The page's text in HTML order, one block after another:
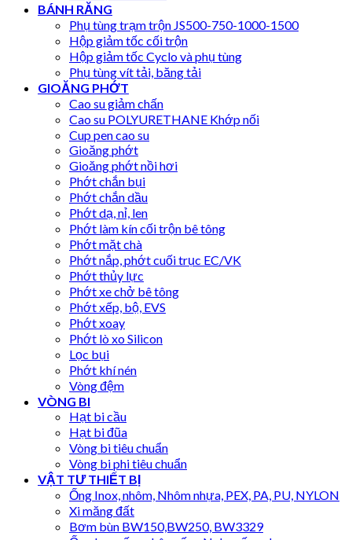
BÁNH RĂNG
Phụ tùng trạm trộn JS500-750-1000-1500
Hộp giảm tốc cối trộn
Hộp giảm tốc Cyclo và phụ tùng
Phụ tùng vít tải, băng tải
GIOĂNG PHỚT
Cao su giảm chấn
Cao su POLYURETHANE Khớp nối
Cup pen cao su
Gioăng phớt
Gioăng phớt nồi hơi
Phớt chắn bụi
Phớt chắn dầu
Phớt dạ, nỉ, len
Phớt làm kín cối trộn bê tông
Phớt mặt chà
Phớt nắp, phớt cuối trục EC/VK
Phớt thủy lực
Phớt xe chở bê tông
Phớt xếp, bộ, EVS
Phớt xoay
Phớt lò xo Silicon
Lọc bụi
Phớt khí nén
Vòng đệm
VÒNG BI
Hạt bi cầu
Hạt bi đũa
Vòng bi tiêu chuẩn
Vòng bi phi tiêu chuẩn
VẬT TƯ THIẾT BỊ
Ống Inox, nhôm, Nhôm nhựa, PEX, PA, PU, NYLON
Xi măng đất
Bơm bùn BW150,BW250, BW3329